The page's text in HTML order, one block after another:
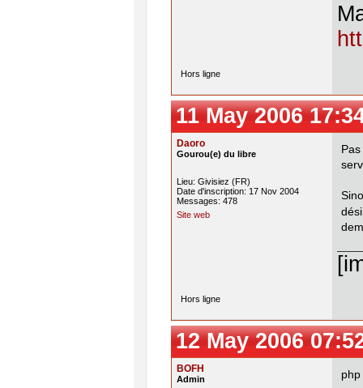
Hors ligne
11 May 2006
Daoro
Gourou(e) du libre
Lieu: Givisiez (FR)
Date d'inscription: 17 Nov 2004
Messages: 478
Site web
Hors ligne
12 May 2006
BOFH
Admin